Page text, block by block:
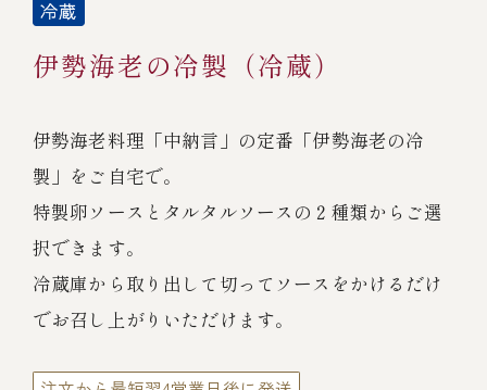
お味噌汁
全ての商品を見る
鉄板焼ひかり
中納言
伊勢海老料理（中納言厨房）
お弁当（冷凍）
その他
伊勢海老の冷製（冷蔵）
伊勢海老料理「中納言」の定番「伊勢海老の冷
製」をご自宅で。
特製卵ソースとタルタルソースの２種類からご選
択できます。
冷蔵庫から取り出して切ってソースをかけるだけ
でお召し上がりいただけます。